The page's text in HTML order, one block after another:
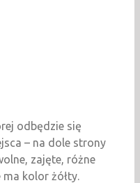
odbędzie się
– na dole strony
zajęte, różne
ma kolor żółty.